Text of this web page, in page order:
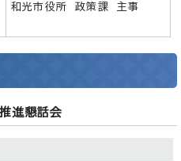
和光市役所 政策課 主事
進懇話会